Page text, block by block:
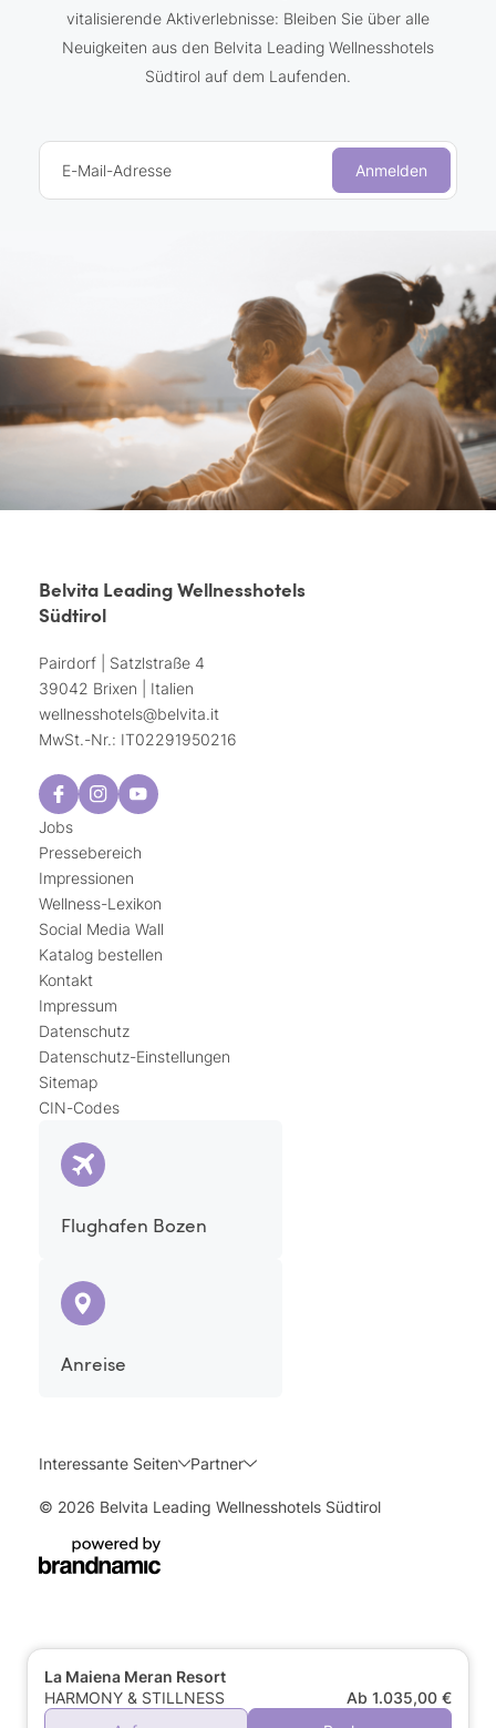
La Maiena Meran Resort
HARMONY & STILLNESS
Ab 1.035,00 €
vitalisierende Aktiverlebnisse: Bleiben Sie über alle
Neuigkeiten aus den Belvita Leading Wellnesshotels
Südtirol auf dem Laufenden.
E-Mail-Adresse Anmelden
Belvita Leading Wellnesshotels
Südtirol
Pairdorf | Satzlstraße 4
39042 Brixen | Italien
wellnesshotels@belvita.it
MwSt.-Nr.: IT02291950216
Jobs
Pressebereich
Impressionen
Wellness-Lexikon
Social Media Wall
Katalog bestellen
Kontakt
Impressum
Datenschutz
Datenschutz-Einstellungen
Sitemap
CIN-Codes
Flughafen Bozen
Anreise
Interessante Seiten Partner
© 2026 Belvita Leading Wellnesshotels Südtirol